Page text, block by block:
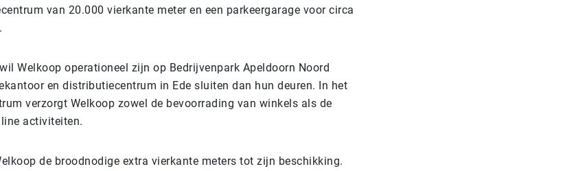
van 20.000 vierkante meter en een parkeergarage voor circa
Welkoop operationeel zijn op Bedrijvenpark Apeldoorn Noord
en distributiecentrum in Ede sluiten dan hun deuren. In het
verzorgt Welkoop zowel de bevoorrading van winkels als de
activiteiten.
de broodnodige extra vierkante meters tot zijn beschikking.